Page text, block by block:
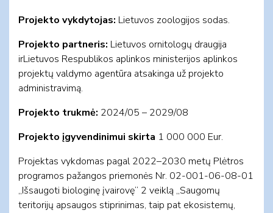
Projekto vykdytojas: Lietuvos zoologijos sodas.
Projekto partneris: Lietuvos ornitologų draugija
irLietuvos Respublikos aplinkos ministerijos aplinkos
projektų valdymo agentūra atsakinga už projekto
administravimą.
Projekto trukmė: 2024/05 – 2029/08
Projekto įgyvendinimui skirta 1 000 000 Eur.
Projektas vykdomas pagal 2022–2030 metų Plėtros
programos pažangos priemonės Nr. 02-001-06-08-01
„Išsaugoti biologinę įvairovę“ 2 veiklą „Saugomų
teritorijų apsaugos stiprinimas, taip pat ekosistemų,